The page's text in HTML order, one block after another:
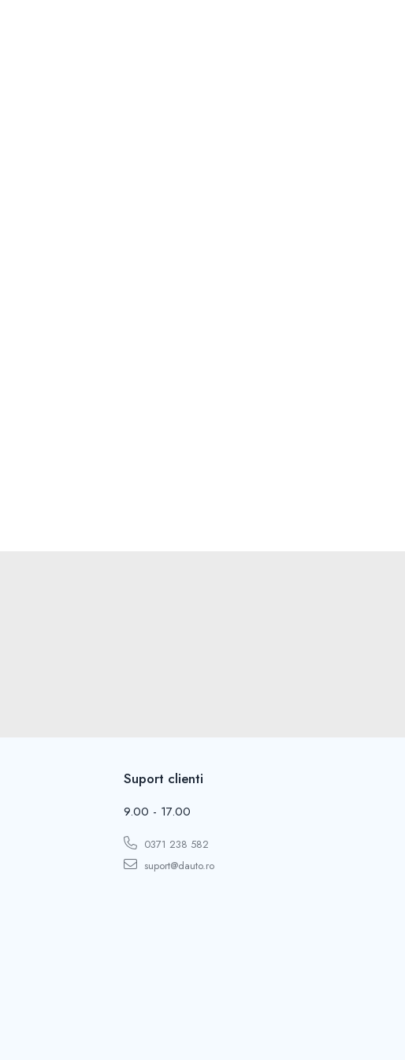
Suport clienti
9.00 - 17.00
0371 238 582
suport@dauto.ro